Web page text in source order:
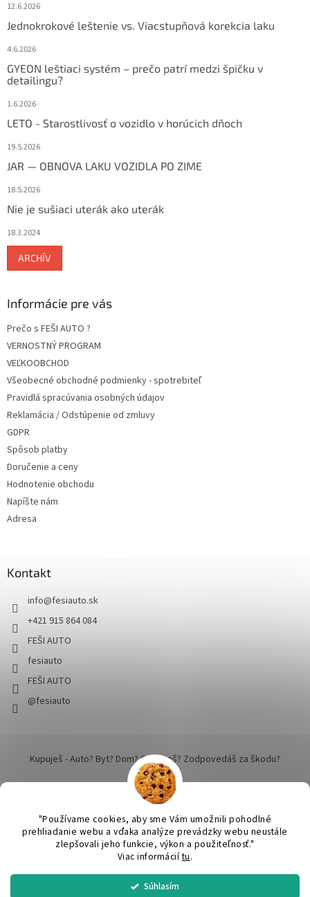
"Používame cookies, aby sme Vám umožnili pohodlné
prehliadanie webu a vďaka analýze prevádzky webu neustále
zlepšovali jeho funkcie, výkon a použiteľnosť."
Viac informáciítu.
Súhlasím
SPRACUJEME a ODOŠLEME do 24 hodín v pracovný deň. Praktický
12.6.2026
Jednokrokové leštenie vs. Viacstupňová korekcia laku
4.6.2026
GYEON leštiaci systém – prečo patrí medzi špičku v
detailingu?
1.6.2026
LETO - Starostlivosť o vozidlo v horúcich dňoch
19.5.2026
JAR — OBNOVA LAKU VOZIDLA PO ZIME
18.5.2026
Nie je sušiaci uterák ako uterák
18.3.2024
ARCHÍV
Informácie pre vás
Prečo s FEŠI AUTO ?
VERNOSTNÝ PROGRAM
VEĽKOOBCHOD
Všeobecné obchodné podmienky - spotrebiteľ
Pravidlá spracúvania osobných údajov
Reklamácia / Odstúpenie od zmluvy
GDPR
Spôsob platby
Doručenie a ceny
Hodnotenie obchodu
Napíšte nám
Adresa
Kontakt
info@fesiauto.sk
+421 915 864 084
FEŠI AUTO
fesiauto
FEŠI AUTO
@fesiauto
Kupuješ - Auto? Byt? Dom? Cestuješ? Zodpovedáš za škodu?
Vytvoril Shoptet
FEŠI AUTO - pekné robíme dokonalým